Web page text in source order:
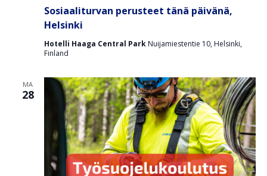
Sosiaaliturvan perusteet tänä päivänä,
Helsinki
Hotelli Haaga Central Park Nuijamiestentie 10, Helsinki,
Finland
MA
28